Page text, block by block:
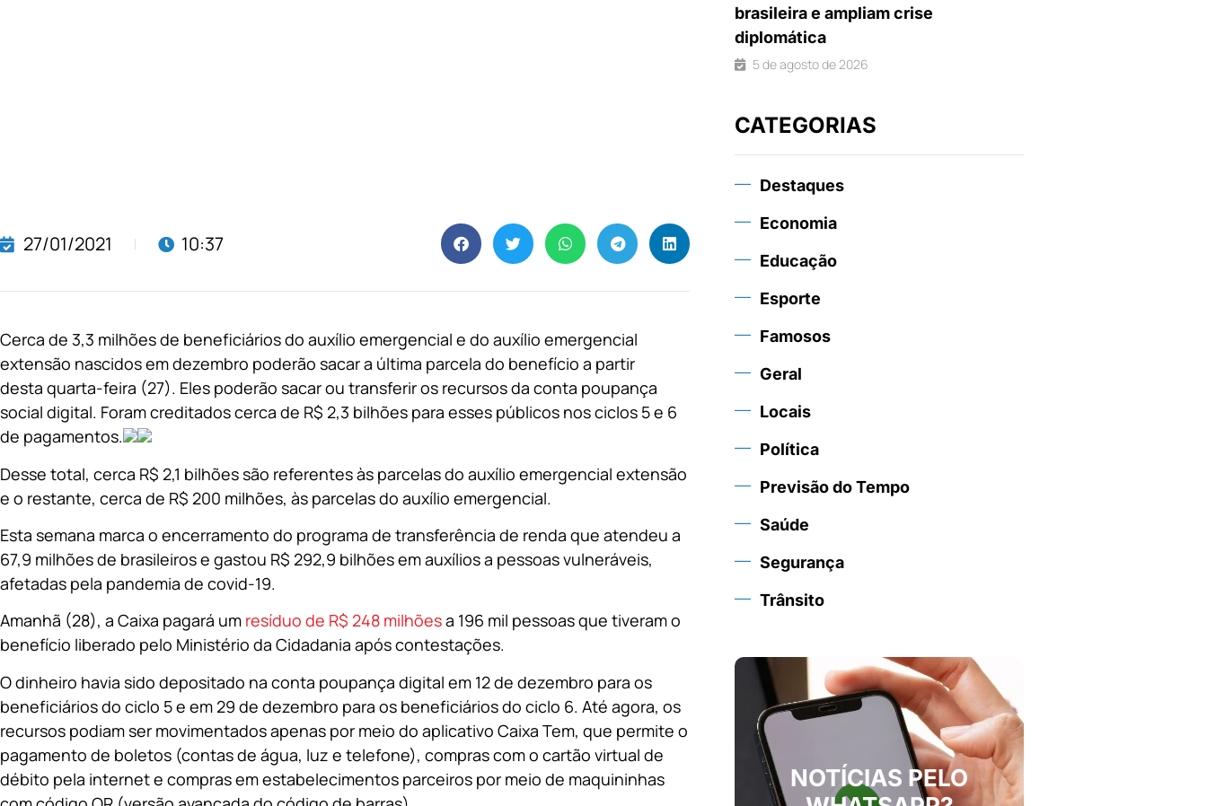
27/01/2021 10:37
Cerca de 3,3 milhões de beneficiários do auxílio emergencial e do auxílio emergencial
extensão nascidos em dezembro poderão sacar a última parcela do benefício a partir
desta quarta-feira (27). Eles poderão sacar ou transferir os recursos da conta poupança
social digital. Foram creditados cerca de R$ 2,3 bilhões para esses públicos nos ciclos 5 e 6
de pagamentos.
Desse total, cerca R$ 2,1 bilhões são referentes às parcelas do auxílio emergencial extensão
e o restante, cerca de R$ 200 milhões, às parcelas do auxílio emergencial.
Esta semana marca o encerramento do programa de transferência de renda que atendeu a
67,9 milhões de brasileiros e gastou R$ 292,9 bilhões em auxílios a pessoas vulneráveis,
afetadas pela pandemia de covid-19.
Amanhã (28), a Caixa pagará um resíduo de R$ 248 milhõesa 196 mil pessoas que tiveram o
benefício liberado pelo Ministério da Cidadania após contestações.
O dinheiro havia sido depositado na conta poupança digital em 12 de dezembro para os
beneficiários do ciclo 5 e em 29 de dezembro para os beneficiários do ciclo 6. Até agora, os
recursos podiam ser movimentados apenas por meio do aplicativo Caixa Tem, que permite o
pagamento de boletos (contas de água, luz e telefone), compras com o cartão virtual de
débito pela internet e compras em estabelecimentos parceiros por meio de maquininhas
brasileira e ampliam crise
diplomática
5 de agosto de 2026
CATEGORIAS
Destaques
Economia
Educação
Esporte
Famosos
Geral
Locais
Política
Previsão do Tempo
Saúde
Segurança
Trânsito
NOTÍCIAS PELO